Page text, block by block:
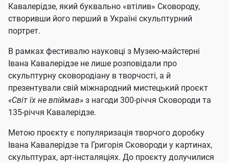
Кавалерідзе, який буквально «втілив» Сковороду,
створивши його перший в Україні скульптурний
портрет.
В рамках фестивалю науковці з Музею-майстерні
Івана Кавалерідзе не лише розповідали про
скульптурну сковородіану в творчості, а й
презентували свій міжнародний мистецький проєкт
«Світ їх не впіймав» з нагоди 300-річчя Сковороди та
135-річчя Кавалерідзе.
Метою проєкту є популяризація творчого доробку
Івана Кавалерідзе та Григорія Сковороди у картинах,
скульптурах, арт-інсталяціях. До проєкту долучилися